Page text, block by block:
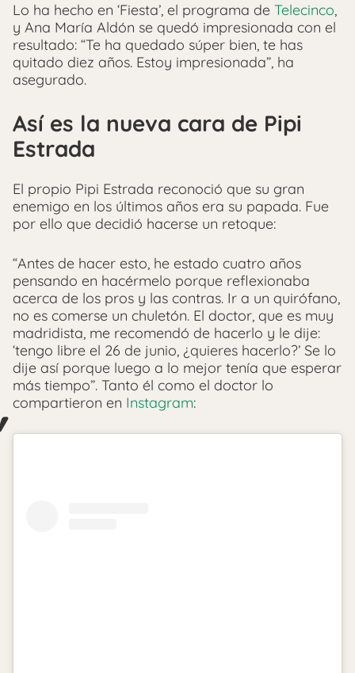
Lo ha hecho en ‘Fiesta’, el programa de Telecinco,
y Ana María Aldón se quedó impresionada con el
resultado: “Te ha quedado súper bien, te has
quitado diez años. Estoy impresionada”, ha
asegurado.
Así es la nueva cara de Pipi
Estrada
El propio Pipi Estrada reconoció que su gran
enemigo en los últimos años era su papada. Fue
por ello que decidió hacerse un retoque:
“Antes de hacer esto, he estado cuatro años
pensando en hacérmelo porque reflexionaba
acerca de los pros y las contras. Ir a un quirófano,
no es comerse un chuletón. El doctor, que es muy
madridista, me recomendó de hacerlo y le dije:
‘tengo libre el 26 de junio, ¿quieres hacerlo?’ Se lo
dije así porque luego a lo mejor tenía que esperar
más tiempo”. Tanto él como el doctor lo
compartieron en Instagram: